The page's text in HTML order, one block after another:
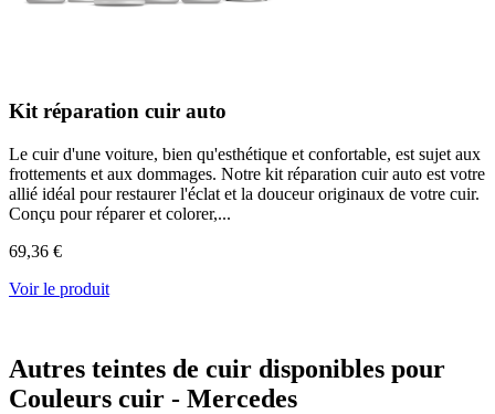
Kit réparation cuir auto
Le cuir d'une voiture, bien qu'esthétique et confortable, est sujet aux
frottements et aux dommages. Notre kit réparation cuir auto est votre
allié idéal pour restaurer l'éclat et la douceur originaux de votre cuir.
Conçu pour réparer et colorer,...
69,36 €
Voir le produit
Autres teintes de cuir disponibles pour
Couleurs cuir - Mercedes